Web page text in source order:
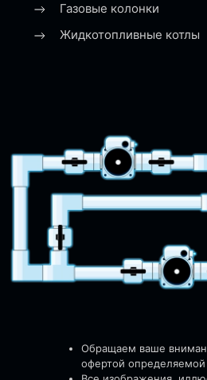
Газовые колонки
Жидкотопливные котлы
Обращаем ваше
офертой